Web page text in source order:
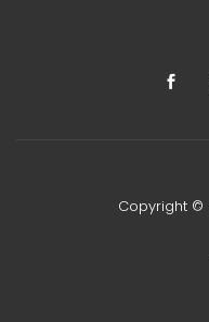
Copyright ©